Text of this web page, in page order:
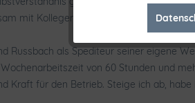
mit Kollegen organisierte
Russbach als Spediteur seiner eigene
von 60 Stunden und
Kraft für den Betrieb. Steige ich ab, habe
Tracking